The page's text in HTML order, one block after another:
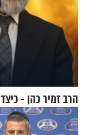
הרב זמיר כהן -